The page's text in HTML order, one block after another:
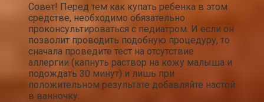
Совет! Перед тем как купать ребенка в этом
средстве, необходимо обязательно
проконсультироваться с педиатром. И если он
позволит проводить подобную процедуру, то
сначала проведите тест на отсутствие
аллергии (капнуть раствор на кожу малыша и
подождать 30 минут) и лишь при
положительном результате добавляйте настой
в ванночку.